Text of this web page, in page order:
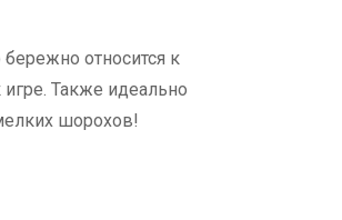
относится к
Также идеально
шорохов!